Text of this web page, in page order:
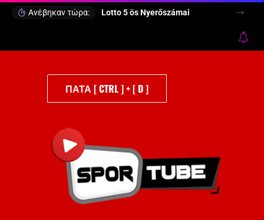
Ανέβηκαν τώρα: Lotto 5 ös Nyerőszámai
ΠΑΤΑ [ CTRL ] + [ D ]